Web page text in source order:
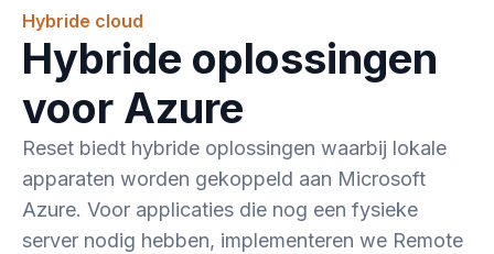
Hybride cloud
Hybride oplossingen
voor Azure
Reset biedt hybride oplossingen waarbij lokale
apparaten worden gekoppeld aan Microsoft
Azure. Voor applicaties die nog een fysieke
server nodig hebben, implementeren we Remote